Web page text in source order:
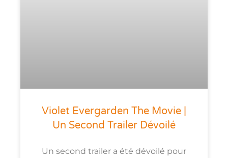
Violet Evergarden The Movie |
Un Second Trailer Dévoilé
Un second trailer a été dévoilé pour